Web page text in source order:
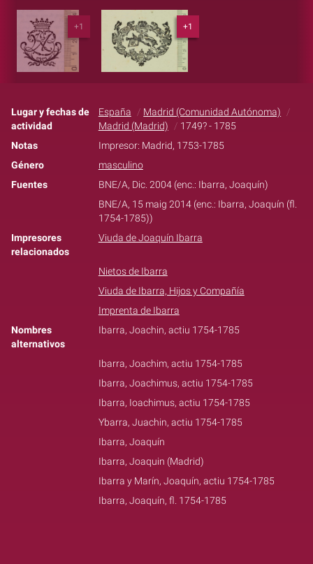
+1 +1
Lugar y fechas de
actividad
España
Madrid (Comunidad Autónoma)
Madrid (Madrid)
1749? - 1785
Notas
Impresor: Madrid, 1753-1785
Género
masculino
Fuentes
BNE/A, Dic. 2004 (enc.: Ibarra, Joaquín)
BNE/A, 15 maig 2014 (enc.: Ibarra, Joaquín (fl.
1754-1785))
Impresores
relacionados
Viuda de Joaquín Ibarra
Nietos de Ibarra
Viuda de Ibarra, Hijos y Compañía
Imprenta de Ibarra
Nombres
alternativos
Ibarra, Joachin, actiu 1754-1785
Ibarra, Joachim, actiu 1754-1785
Ibarra, Joachimus, actiu 1754-1785
Ibarra, Ioachimus, actiu 1754-1785
Ybarra, Juachin, actiu 1754-1785
Ibarra, Joaquín
Ibarra, Joaquin (Madrid)
Ibarra y Marín, Joaquín, actiu 1754-1785
Ibarra, Joaquín, fl. 1754-1785